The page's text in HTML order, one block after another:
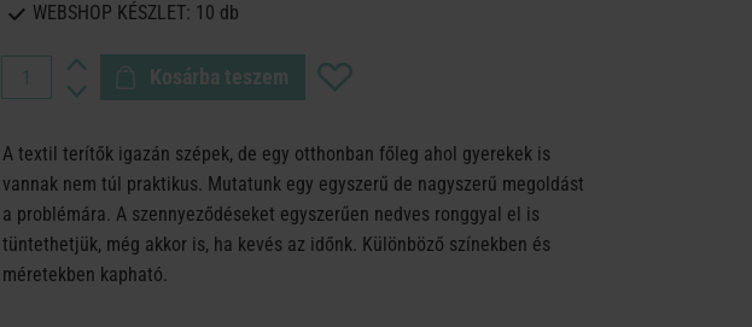
WEBSHOP KÉSZLET: 10 db
Kosárba teszem
A textil terítők igazán szépek, de egy otthonban főleg ahol gyerekek is
vannak nem túl praktikus. Mutatunk egy egyszerű de nagyszerű megoldást
a problémára. A szennyeződéseket egyszerűen nedves ronggyal el is
tüntethetjük, még akkor is, ha kevés az időnk. Különböző színekben és
méretekben kapható.